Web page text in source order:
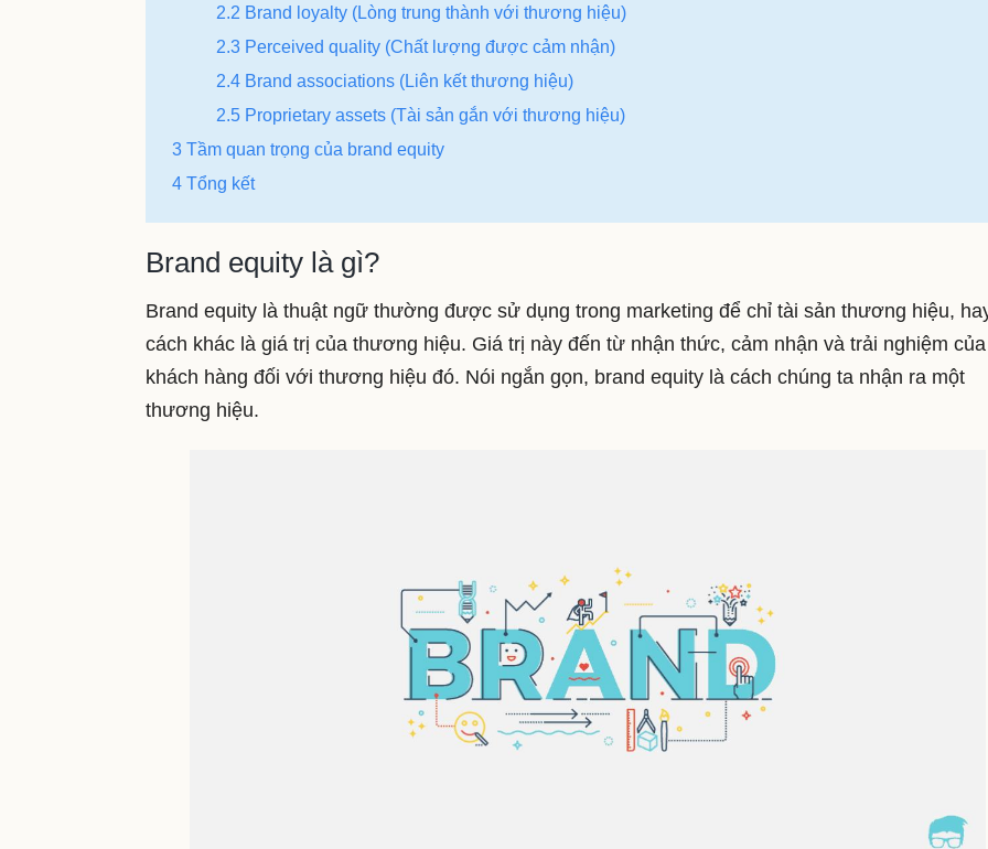
2.2 Brand loyalty (Lòng trung thành với thương hiệu)
2.3 Perceived quality (Chất lượng được cảm nhận)
2.4 Brand associations (Liên kết thương hiệu)
2.5 Proprietary assets (Tài sản gắn với thương hiệu)
3 Tầm quan trọng của brand equity
4 Tổng kết
Brand equity là gì?
Brand equity là thuật ngữ thường được sử dụng trong marketing để chỉ tài sản thương hiệu,
cách khác là giá trị của thương hiệu. Giá trị này đến từ nhận thức, cảm nhận và trải nghiệm của
khách hàng đối với thương hiệu đó. Nói ngắn gọn, brand equity là cách chúng ta nhận ra một
thương hiệu.